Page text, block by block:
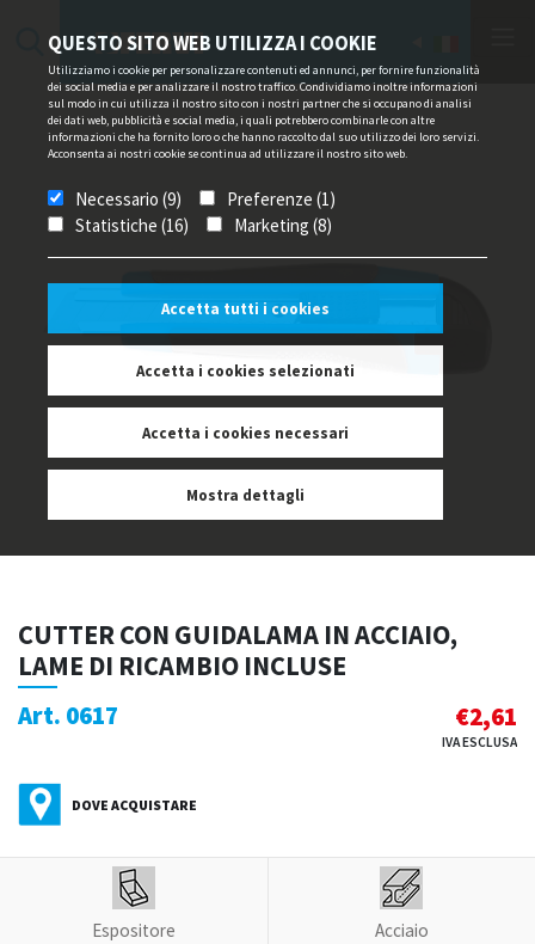
QUESTO SITO WEB UTILIZZA I COOKIE
Utilizziamo i cookie per personalizzare contenuti ed annunci, per fornire funzionalità
dei social media e per analizzare il nostro traffico. Condividiamo inoltre informazioni
sul modo in cui utilizza il nostro sito con i nostri partner che si occupano di analisi
dei dati web, pubblicità e social media, i quali potrebbero combinarle con altre
informazioni che ha fornito loro o che hanno raccolto dal suo utilizzo dei loro servizi.
Acconsenta ai nostri cookie se continua ad utilizzare il nostro sito web.
Necessario (9)
Preferenze (1)
Statistiche (16)
Marketing (8)
Accetta tutti i cookies
Accetta i cookies selezionati
Accetta i cookies necessari
Mostra dettagli
CUTTER CON GUIDALAMA IN ACCIAIO,
LAME DI RICAMBIO INCLUSE
Art. 0617 €2,61
IVA ESCLUSA
DOVE ACQUISTARE
Espositore Acciaio